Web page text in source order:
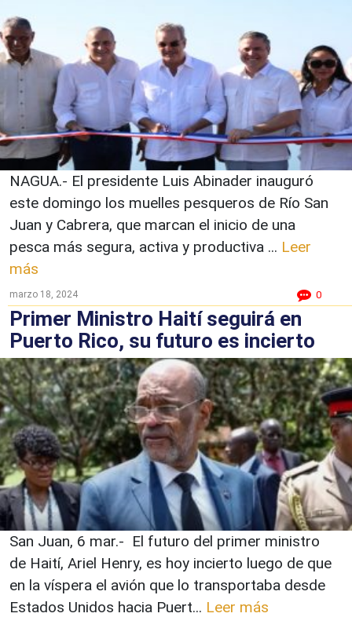
NAGUA.- El presidente Luis Abinader inauguró
este domingo los muelles pesqueros de Río San
Juan y Cabrera, que marcan el inicio de una
pesca más segura, activa y productiva ... Leer
más
marzo 18, 2024 0
Primer Ministro Haití seguirá en
Puerto Rico, su futuro es incierto
San Juan, 6 mar.- El futuro del primer ministro
de Haití, Ariel Henry, es hoy incierto luego de que
en la víspera el avión que lo transportaba desde
Estados Unidos hacia Puert... Leer más